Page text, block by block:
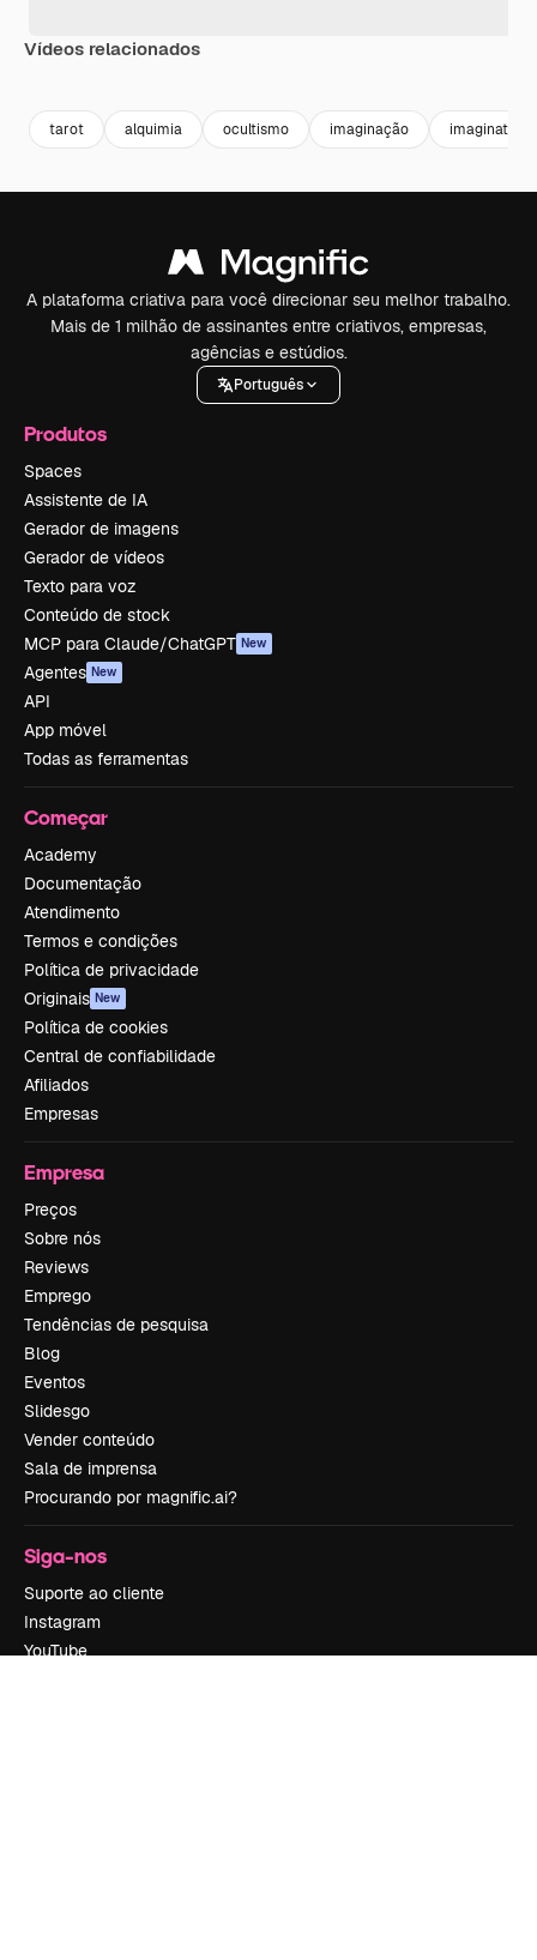
Vídeos relacionados
tarot alquimia ocultismo imaginação imagination
A plataforma criativa para você direcionar seu melhor trabalho.
Mais de 1 milhão de assinantes entre criativos, empresas,
agências e estúdios.
Português
Produtos
Spaces
Assistente de IA
Gerador de imagens
Gerador de vídeos
Texto para voz
Conteúdo de stock
MCP para Claude/ChatGPT New
Agentes New
API
App móvel
Todas as ferramentas
Começar
Academy
Documentação
Atendimento
Termos e condições
Política de privacidade
Originais New
Política de cookies
Central de confiabilidade
Afiliados
Empresas
Empresa
Preços
Sobre nós
Reviews
Emprego
Tendências de pesquisa
Blog
Eventos
Slidesgo
Vender conteúdo
Sala de imprensa
Procurando por magnific.ai?
Siga-nos
Suporte ao cliente
Instagram
YouTube